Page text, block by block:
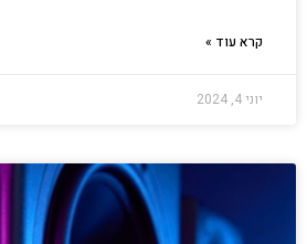
קרא עוד »
יוני 4, 2024